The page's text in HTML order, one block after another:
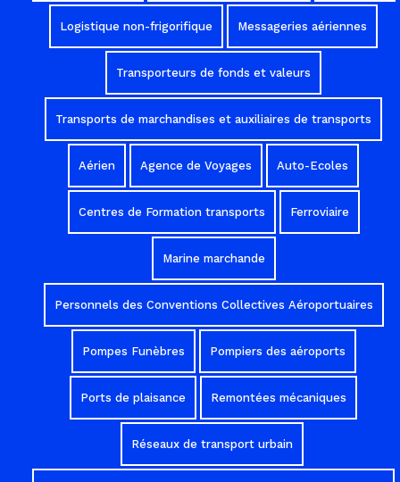
Logistique non-frigorifique Messageries aériennes
Transporteurs de fonds et valeurs
Transports de marchandises et auxiliaires de transports
Aérien Agence de Voyages Auto-Ecoles
Centres de Formation transports Ferroviaire
Marine marchande
Personnels des Conventions Collectives Aéroportuaires
Pompes Funèbres Pompiers des aéroports
Ports de plaisance Remontées mécaniques
Réseaux de transport urbain